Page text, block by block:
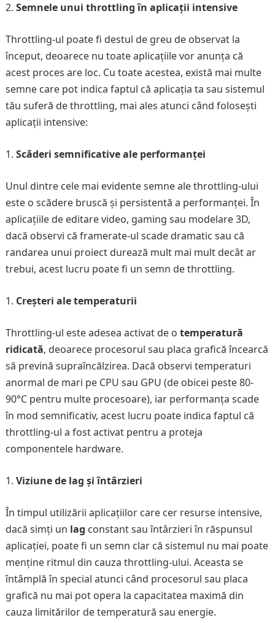
Semnele unui throttling în aplicații intensive
Throttling-ul poate fi destul de greu de observat la
început, deoarece nu toate aplicațiile vor anunța că
acest proces are loc. Cu toate acestea, există mai multe
semne care pot indica faptul că aplicația ta sau sistemul
tău suferă de throttling, mai ales atunci când folosești
aplicații intensive:
Scăderi semnificative ale performanței
Unul dintre cele mai evidente semne ale throttling-ului
este o scădere bruscă și persistentă a performanței. În
aplicațiile de editare video, gaming sau modelare 3D,
dacă observi că framerate-ul scade dramatic sau că
randarea unui proiect durează mult mai mult decât ar
trebui, acest lucru poate fi un semn de throttling.
Creșteri ale temperaturii
Throttling-ul este adesea activat de o temperatură
ridicată, deoarece procesorul sau placa grafică încearcă
să prevină supraîncălzirea. Dacă observi temperaturi
anormal de mari pe CPU sau GPU (de obicei peste 80-
90°C pentru multe procesoare), iar performanța scade
în mod semnificativ, acest lucru poate indica faptul că
throttling-ul a fost activat pentru a proteja
componentele hardware.
Viziune de lag și întârzieri
În timpul utilizării aplicațiilor care cer resurse intensive,
dacă simți un lag constant sau întârzieri în răspunsul
aplicației, poate fi un semn clar că sistemul nu mai poate
menține ritmul din cauza throttling-ului. Aceasta se
întâmplă în special atunci când procesorul sau placa
grafică nu mai pot opera la capacitatea maximă din
cauza limitărilor de temperatură sau energie.